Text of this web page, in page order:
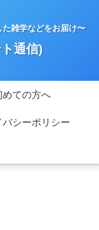
雑学などをお届け〜
通信)
めての方へ
バシーポリシー